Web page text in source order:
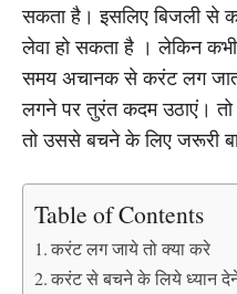
सकता है। इसलिए बिजली से
लेवा हो सकता है । लेकिन
समय अचानक से करंट लग
लगने पर तुरंत कदम उठाएं।
तो उससे बचने के लिए जरूरी
Table of Contents
करंट लग जाये तो क्या करे
करंट से बचने के लिये ध्यान देने